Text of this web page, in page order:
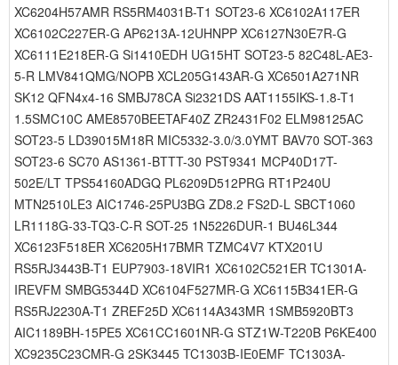
XC6204H57AMR RS5RM4031B-T1 SOT23-6 XC6102A117ER
XC6102C227ER-G AP6213A-12UHNPP XC6127N30E7R-G
XC6111E218ER-G Si1410EDH UG15HT SOT23-5 82C48L-AE3-
5-R LMV841QMG/NOPB XCL205G143AR-G XC6501A271NR
SK12 QFN4x4-16 SMBJ78CA Si2321DS AAT1155IKS-1.8-T1
1.5SMC10C AME8570BEETAF40Z ZR2431F02 ELM98125AC
SOT23-5 LD39015M18R MIC5332-3.0/3.0YMT BAV70 SOT-363
SOT23-6 SC70 AS1361-BTTT-30 PST9341 MCP40D17T-
502E/LT TPS54160ADGQ PL6209D512PRG RT1P240U
MTN2510LE3 AIC1746-25PU3BG ZD8.2 FS2D-L SBCT1060
LR1118G-33-TQ3-C-R SOT-25 1N5226DUR-1 BU46L344
XC6123F518ER XC6205H17BMR TZMC4V7 KTX201U
RS5RJ3443B-T1 EUP7903-18VIR1 XC6102C521ER TC1301A-
IREVFM SMBG5344D XC6104F527MR-G XC6115B341ER-G
RS5RJ2230A-T1 ZREF25D XC6114A343MR 1SMB5920BT3
AIC1189BH-15PE5 XC61CC1601NR-G STZ1W-T220B P6KE400
XC9235C23CMR-G 2SK3445 TC1303B-IE0EMF TC1303A-